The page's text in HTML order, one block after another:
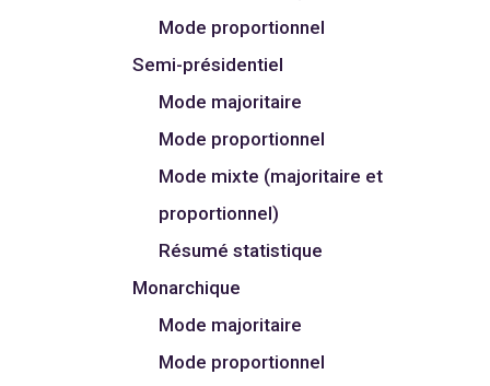
Mode proportionnel
Semi-présidentiel
Mode majoritaire
Mode proportionnel
Mode mixte (majoritaire et
proportionnel)
Résumé statistique
Monarchique
Mode majoritaire
Mode proportionnel